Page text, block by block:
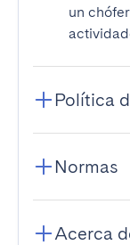
un
Política
Normas
Acerca